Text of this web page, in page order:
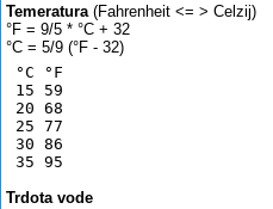
Temeratura (Fahrenheit <= > Celzij)
°F = 9/5 * °C + 32
°C = 5/9 (°F - 32)
°C °F
15 59
20 68
25 77
30 86
35 95
Trdota vode